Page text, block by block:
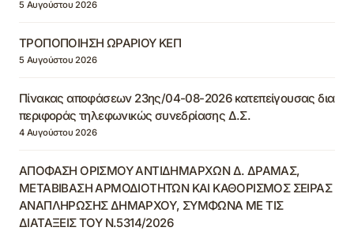
5 Αυγούστου 2026
ΤΡΟΠΟΠΟΙΗΣΗ ΩΡΑΡΙΟΥ ΚΕΠ
5 Αυγούστου 2026
Πίνακας αποφάσεων 23ης/04-08-2026 κατεπείγουσας δια
περιφοράς τηλεφωνικώς συνεδρίασης Δ.Σ.
4 Αυγούστου 2026
ΑΠΟΦΑΣΗ ΟΡΙΣΜΟΥ ΑΝΤΙΔΗΜΑΡΧΩΝ Δ. ΔΡΑΜΑΣ,
ΜΕΤΑΒΙΒΑΣΗ ΑΡΜΟΔΙΟΤΗΤΩΝ ΚΑΙ ΚΑΘΟΡΙΣΜΟΣ ΣΕΙΡΑΣ
ΑΝΑΠΛΗΡΩΣΗΣ ΔΗΜΑΡΧΟΥ, ΣΥΜΦΩΝΑ ΜΕ ΤΙΣ
ΔΙΑΤΑΞΕΙΣ ΤΟΥ Ν.5314/2026